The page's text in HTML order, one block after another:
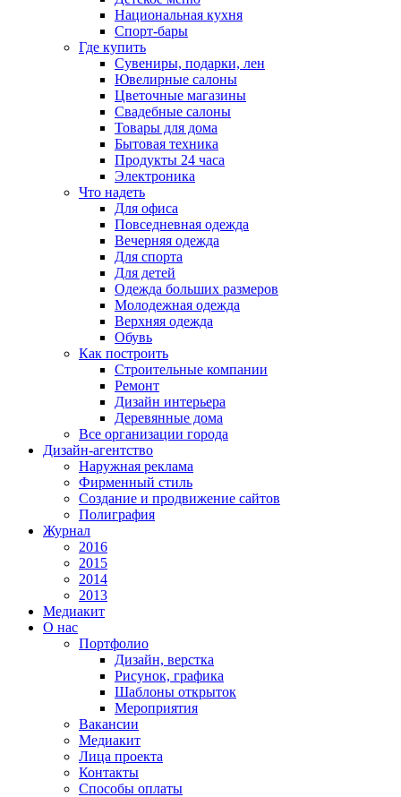
Национальная кухня
Спорт-бары
Где купить
Сувениры, подарки, лен
Ювелирные салоны
Цветочные магазины
Свадебные салоны
Товары для дома
Бытовая техника
Продукты 24 часа
Электроника
Что надеть
Для офиса
Повседневная одежда
Вечерняя одежда
Для спорта
Для детей
Одежда больших размеров
Молодежная одежда
Верхняя одежда
Обувь
Как построить
Строительные компании
Ремонт
Дизайн интерьера
Деревянные дома
Все организации города
Дизайн-агентство
Наружная реклама
Фирменный стиль
Создание и продвижение сайтов
Полиграфия
Журнал
2016
2015
2014
2013
Медиакит
О нас
Портфолио
Дизайн, верстка
Рисунок, графика
Шаблоны открыток
Мероприятия
Вакансии
Медиакит
Лица проекта
Контакты
Способы оплаты